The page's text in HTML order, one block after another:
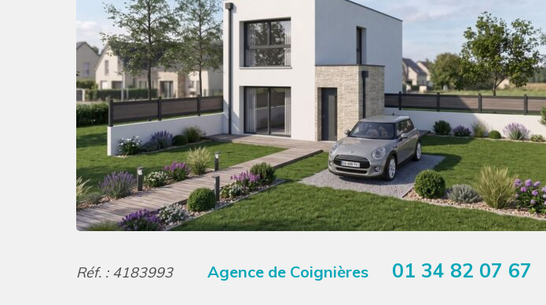
Réf. : 4183993 Agence de Coignières 01 34 82 07 67